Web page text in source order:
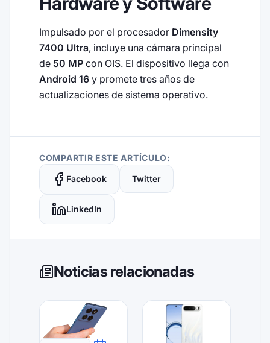
Impulsado por el procesador Dimensity
7400 Ultra, incluye una cámara principal
de 50 MP con OIS. El dispositivo llega con
Android 16 y promete tres años de
actualizaciones de sistema operativo.
COMPARTIR ESTE ARTÍCULO:
Facebook Twitter
LinkedIn
Noticias relacionadas